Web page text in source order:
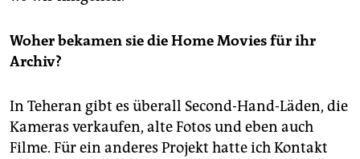
Woher bekamen sie die Home Movies für ihr
Archiv?
In Teheran gibt es überall Second-Hand-Läden, die
Kameras verkaufen, alte Fotos und eben auch
Filme. Für ein anderes Projekt hatte ich Kontakt